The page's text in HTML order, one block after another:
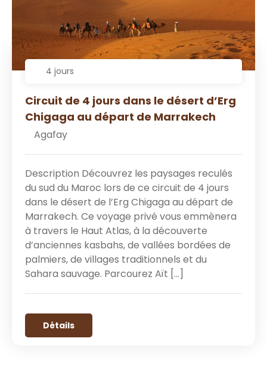
4 jours
Circuit de 4 jours dans le désert d’Erg
Chigaga au départ de Marrakech
Agafay
Description Découvrez les paysages reculés
du sud du Maroc lors de ce circuit de 4 jours
dans le désert de l’Erg Chigaga au départ de
Marrakech. Ce voyage privé vous emmènera
à travers le Haut Atlas, à la découverte
d’anciennes kasbahs, de vallées bordées de
palmiers, de villages traditionnels et du
Sahara sauvage. Parcourez Aït […]
Détails